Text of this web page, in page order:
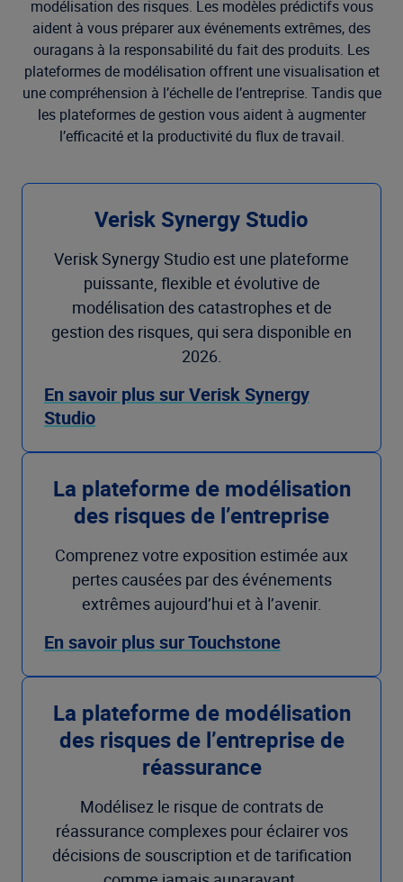
modélisation des risques. Les modèles prédictifs vous
aident à vous préparer aux événements extrêmes, des
ouragans à la responsabilité du fait des produits. Les
plateformes de modélisation offrent une visualisation et
une compréhension à l’échelle de l’entreprise. Tandis que
les plateformes de gestion vous aident à augmenter
l’efficacité et la productivité du flux de travail.
Verisk Synergy Studio
Verisk Synergy Studio est une plateforme
puissante, flexible et évolutive de
modélisation des catastrophes et de
gestion des risques, qui sera disponible en
2026.
En savoir plus sur Verisk Synergy
Studio
La plateforme de modélisation
des risques de l’entreprise
Comprenez votre exposition estimée aux
pertes causées par des événements
extrêmes aujourd’hui et à l’avenir.
En savoir plus sur Touchstone
La plateforme de modélisation
des risques de l’entreprise de
réassurance
Modélisez le risque de contrats de
réassurance complexes pour éclairer vos
décisions de souscription et de tarification